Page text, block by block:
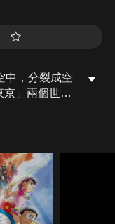
中，分裂成空
京」兩個世
止想令舊東
嗎？